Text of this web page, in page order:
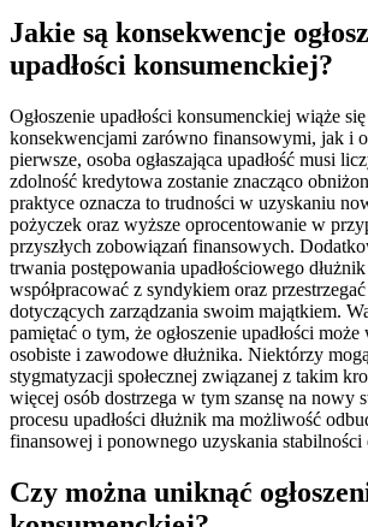
Jakie są konsekwencje
upadłości konsumenckiej?
Ogłoszenie upadłości konsumenckiej wiąże
konsekwencjami zarówno finansowymi, jak i
pierwsze, osoba ogłaszająca upadłość musi
zdolność kredytowa zostanie znacząco
praktyce oznacza to trudności w uzyskaniu
pożyczek oraz wyższe oprocentowanie w
przyszłych zobowiązań finansowych.
trwania postępowania upadłościowego dłużnik
współpracować z syndykiem oraz
dotyczących zarządzania swoim majątkiem.
pamiętać o tym, że ogłoszenie upadłości
osobiste i zawodowe dłużnika. Niektórzy
stygmatyzacji społecznej związanej z takim
więcej osób dostrzega w tym szansę na nowy
procesu upadłości dłużnik ma możliwość
finansowej i ponownego uzyskania stabilności
Czy można uniknąć